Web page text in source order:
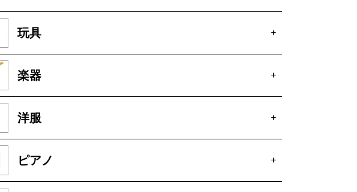
玩具 +
楽器 +
洋服 +
ピアノ +